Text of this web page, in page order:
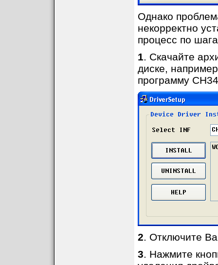
Однако
некорректно
процесс по
1. Скачайте
диске,
программу
2. Отключите
3. Нажмите